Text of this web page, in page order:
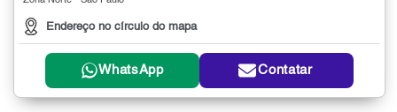
Endereço no círculo do mapa
WhatsApp Contatar